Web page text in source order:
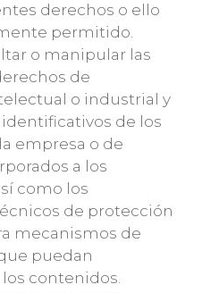
derechos o ello
permitido.
o manipular las
de
o industrial y
de los
empresa o de
a los
como los
de protección
mecanismos de
puedan
contenidos.